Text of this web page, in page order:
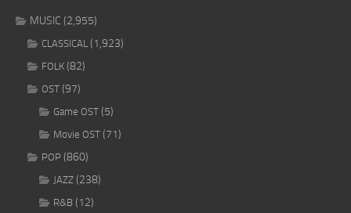
MUSIC (2,955)
CLASSICAL (1,923)
FOLK (82)
OST (97)
Game OST (5)
Movie OST (71)
POP (860)
JAZZ (238)
R&B (12)